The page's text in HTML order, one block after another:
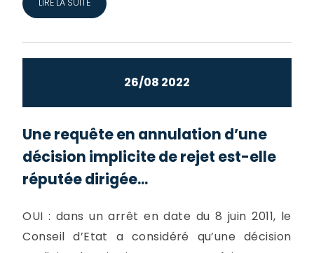
LIRE LA SUITE
26/08 2022
Une requête en annulation d’une
décision implicite de rejet est-elle
réputée dirigée...
OUI : dans un arrêt en date du 8 juin 2011, le
Conseil d’Etat a considéré qu’une décision